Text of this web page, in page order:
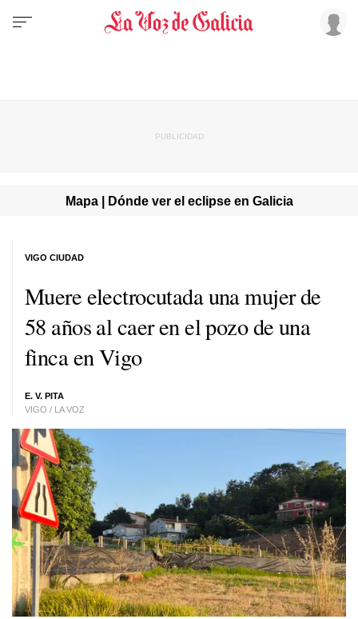
Mapa | Dónde ver el eclipse en Galicia
Muere electrocutada una mujer de
58 años al caer en el pozo de una
finca en Vigo
E. V. PITA
VIGO / LA VOZ
VIGO CIUDAD